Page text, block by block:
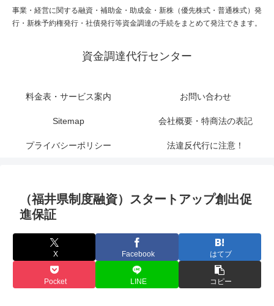
事業・経営に関する融資・補助金・助成金・新株（優先株式・普通株式）発
行・新株予約権発行・社債発行等資金調達の手続をまとめて発注できます。
資金調達代行センター
料金表・サービス案内 お問い合わせ
Sitemap 会社概要・特商法の表記
プライバシーポリシー 法違反代行に注意！
（福井県制度融資）スタートアップ創出促
進保証
X Facebook はてブ
Pocket LINE コピー